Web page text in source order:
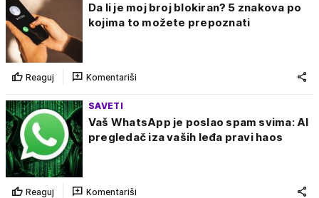
Da li je moj broj blokiran? 5 znakova po
kojima to možete prepoznati
Reaguj Komentariši
SAVETI
Vaš WhatsApp je poslao spam svima: AI
pregledač iza vaših leđa pravi haos
Reaguj Komentariši